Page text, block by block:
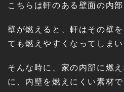
こちらは軒のある壁面の内部
壁が燃えると、軒はその壁
ても燃えやすくなってしまい
そんな時に、家の内部に燃
に、内壁を燃えにくい素材